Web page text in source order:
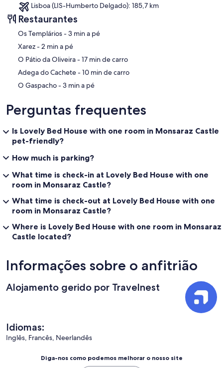
Lisboa (LIS-Humberto Delgado): 185,7 km
Restaurantes
‪Os Templários - ‬3 min a pé
‪Xarez - ‬2 min a pé
‪O Pátio da Oliveira - ‬17 min de carro
‪Adega do Cachete - ‬10 min de carro
‪O Gaspacho - ‬3 min a pé
Perguntas frequentes
Is Lovely Bed House with one room in Monsaraz Castle
pet-friendly?
How much is parking?
What time is check-in at Lovely Bed House with one
room in Monsaraz Castle?
What time is check-out at Lovely Bed House with one
room in Monsaraz Castle?
Where is Lovely Bed House with one room in Monsaraz
Castle located?
Informações sobre o anfitrião
Alojamento gerido por Travelnest
Idiomas:
Inglês, Francês, Neerlandês
Diga-nos como podemos melhorar o nosso site